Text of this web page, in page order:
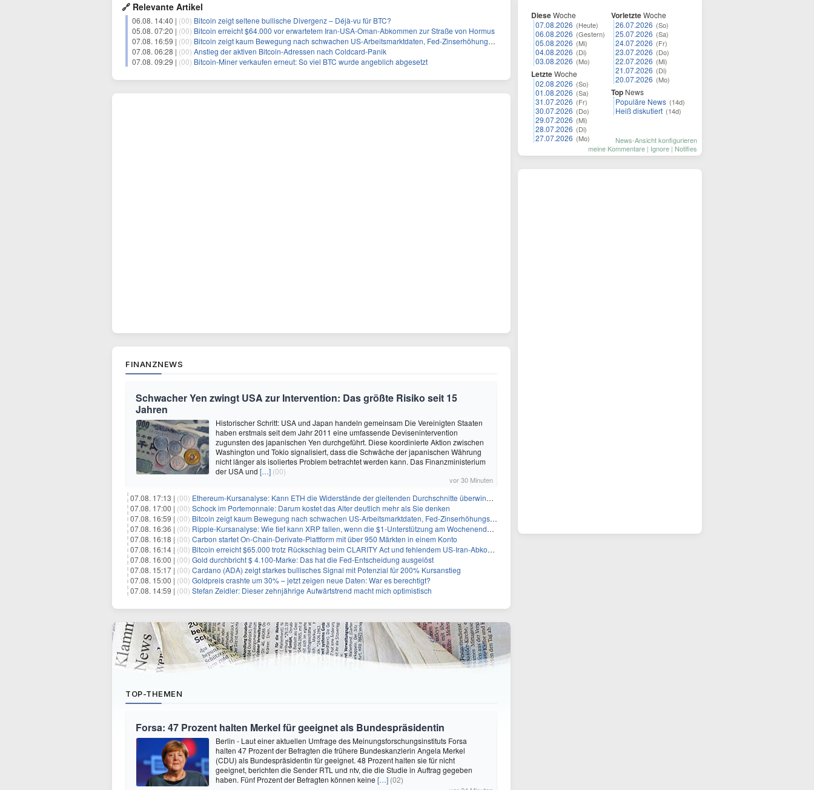
🔗 Relevante Artikel
06.08. 14:40 | (00) Bitcoin zeigt seltene bullische Divergenz – Déjà-vu für BTC?
05.08. 07:20 | (00) Bitcoin erreicht $64.000 vor erwartetem Iran-USA-Oman-Abkommen zur Straße von Hormus
07.08. 16:59 | (00) Bitcoin zeigt kaum Bewegung nach schwachen US-Arbeitsmarktdaten, Fed-Zinserhöhungschancen sinken auf 44%
07.08. 06:28 | (00) Anstieg der aktiven Bitcoin-Adressen nach Coldcard-Panik
07.08. 09:29 | (00) Bitcoin-Miner verkaufen erneut: So viel BTC wurde angeblich abgesetzt
FINANZNEWS
Schwacher Yen zwingt USA zur Intervention: Das größte Risiko seit 15
Jahren
Historischer Schritt: USA und Japan handeln gemeinsam Die Vereinigten Staaten
haben erstmals seit dem Jahr 2011 eine umfassende Devisenintervention
zugunsten des japanischen Yen durchgeführt. Diese koordinierte Aktion zwischen
Washington und Tokio signalisiert, dass die Schwäche der japanischen Währung
nicht länger als isoliertes Problem betrachtet werden kann. Das Finanzministerium
der USA und […] (00)
vor 30 Minuten
07.08. 17:13 | (00) Ethereum-Kursanalyse: Kann ETH die Widerstände der gleitenden Durchschnitte überwinden?
07.08. 17:00 | (00) Schock im Portemonnaie: Darum kostet das Alter deutlich mehr als Sie denken
07.08. 16:59 | (00) Bitcoin zeigt kaum Bewegung nach schwachen US-Arbeitsmarktdaten, Fed-Zinserhöhungschancen sinken auf 44%
07.08. 16:36 | (00) Ripple-Kursanalyse: Wie tief kann XRP fallen, wenn die $1-Unterstützung am Wochenende verloren geht?
07.08. 16:18 | (00) Carbon startet On-Chain-Derivate-Plattform mit über 950 Märkten in einem Konto
07.08. 16:14 | (00) Bitcoin erreicht $65.000 trotz Rückschlag beim CLARITY Act und fehlendem US-Iran-Abkommen
07.08. 16:00 | (00) Gold durchbricht $ 4.100-Marke: Das hat die Fed-Entscheidung ausgelöst
07.08. 15:17 | (00) Cardano (ADA) zeigt starkes bullisches Signal mit Potenzial für 200% Kursanstieg
07.08. 15:00 | (00) Goldpreis crashte um 30% – jetzt zeigen neue Daten: War es berechtigt?
07.08. 14:59 | (00) Stefan Zeidler: Dieser zehnjährige Aufwärtstrend macht mich optimistisch
TOP-THEMEN
Forsa: 47 Prozent halten Merkel für geeignet als Bundespräsidentin
Berlin - Laut einer aktuellen Umfrage des Meinungsforschungsinstituts Forsa
halten 47 Prozent der Befragten die frühere Bundeskanzlerin Angela Merkel
(CDU) als Bundespräsidentin für geeignet. 48 Prozent halten sie für nicht
geeignet, berichten die Sender RTL und ntv, die die Studie in Auftrag gegeben
haben. Fünf Prozent der Befragten können keine […] (02)
DieseWoche
07.08.2026 (Heute)
06.08.2026 (Gestern)
05.08.2026 (Mi)
04.08.2026 (Di)
03.08.2026 (Mo)
LetzteWoche
02.08.2026 (So)
01.08.2026 (Sa)
31.07.2026 (Fr)
30.07.2026 (Do)
29.07.2026 (Mi)
28.07.2026 (Di)
27.07.2026 (Mo)
VorletzteWoche
26.07.2026 (So)
25.07.2026 (Sa)
24.07.2026 (Fr)
23.07.2026 (Do)
22.07.2026 (Mi)
21.07.2026 (Di)
20.07.2026 (Mo)
Top News
Populäre News (14d)
Heiß diskutiert (14d)
News-Ansicht konfigurieren
meine Kommentare | Ignore | Notifies